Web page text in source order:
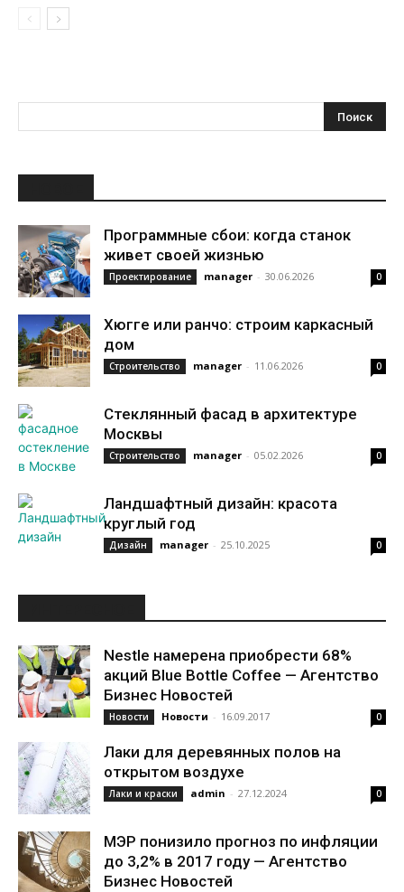
Программные сбои: когда станок
живет своей жизнью
Проектирование manager - 30.06.2026 0
Хюгге или ранчо: строим каркасный
дом
Строительство manager - 11.06.2026 0
Стеклянный фасад в архитектуре
Москвы
Строительство manager - 05.02.2026 0
Ландшафтный дизайн: красота
круглый год
Дизайн manager - 25.10.2025 0
Nestle намерена приобрести 68%
акций Blue Bottle Coffee — Агентство
Бизнес Новостей
Новости Новости - 16.09.2017 0
Лаки для деревянных полов на
открытом воздухе
Лаки и краски admin - 27.12.2024 0
МЭР понизило прогноз по инфляции
до 3,2% в 2017 году — Агентство
Бизнес Новостей